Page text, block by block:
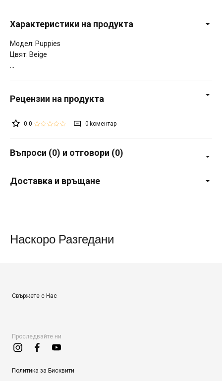
Характеристики на продукта
Модел: Puppies
Цвят: Beige
0.0 0
Въпроси (0) и отговори (0)
Доставка и връщане
Наскоро Разгедани
Свържете с Нас
Проследвайте ни
Политика за Бисквити